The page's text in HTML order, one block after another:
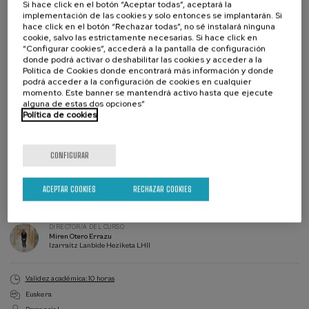
Metodología
La actividad propuesta se basa en un enfoque sistémico y preventivo,
entendiendo el bienestar de la comunidad educativa como un eje
estratégico. La metodología sitúa la observación consciente y la
escucha activa como punto de partida de la intervención pedagógica,
lo que permite detectar a tiempo las necesidades emocionales,
sociales y académicas del alumnado. En este sentido, la propuesta
transmisión de contenidos o en la resolución puntual de problemas; al
contrario, promueve un modelo de orientación integral que sitúa al
centro y comunidad).
compartida, reforzando la colaboración entre el profesorado, los
servicios de orientación y el resto de agentes, entendida como una
alianza pedagógica. Asimismo, prioriza la seguridad emocional y un
aprendizaje eficaz. Esta metodología no etiqueta al alumnado;
entiende los comportamientos como señales del sistema, mediante
una observación basada en datos objetivos y evitando
Fecha pasada
Plazo de matricula finalizado
curso
DIRECTOR/A DEL CURSO
Miren Otero Errazu
Izarraitz Lanbide Heziketa LHII
Validez académica: 10 horas
Euskera
Si hace click en el botón “Aceptar todas”, aceptará la
implementación de las cookies y solo entonces se implantarán. Si
hace click en el botón “Rechazar todas”, no sé instalará ninguna
cookie, salvo las estrictamente necesarias. Si hace click en
“Configurar cookies”, accederá a la pantalla de configuración
donde podrá activar o deshabilitar las cookies y acceder a la
Política de Cookies donde encontrará más información y donde
podrá acceder a la configuración de cookies en cualquier
momento. Este banner se mantendrá activo hasta que ejecute
alguna de estas dos opciones”
Política de cookies
CONFIGURAR
RECHAZAR COOKIES
ACEPTAR COOKIES